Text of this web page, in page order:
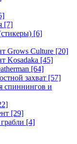
[7]
[6]
Grows Culture [20]
Kosadaka [45]
[64]
захват [57]
спиннингов и
[29]
[4]